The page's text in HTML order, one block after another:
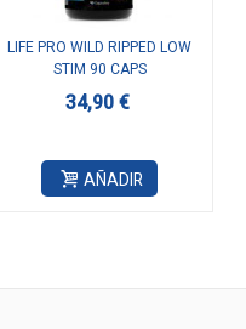
LIFE PRO WILD RIPPED LOW
STIM 90 CAPS
34,90 €
AÑADIR